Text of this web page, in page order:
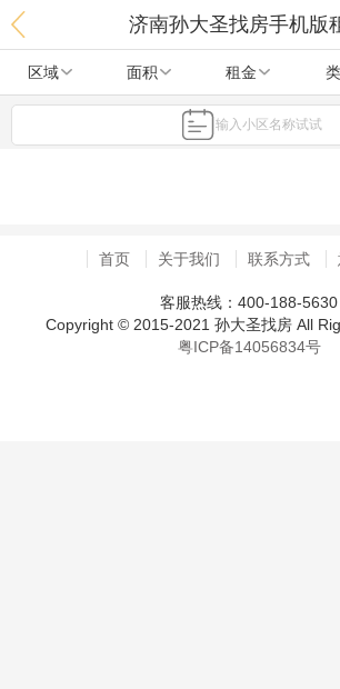
济南孙大圣找房手机版
区域 面积 租金
输入小区名称试试
首页 关于我们 联系方式
客服热线：400-188-5630
Copyright © 2015-2021 孙大圣找房 All
粤ICP备14056834号